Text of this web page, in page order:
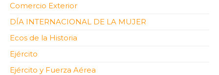
Comercio Exterior
DÍA INTERNACIONAL DE LA MUJER
Ecos de la Historia
Ejército
Ejército y Fuerza Aérea